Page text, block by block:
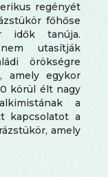
regényét
főhőse
idők tanúja.
utasítják
örökségre
amely egykor
körül élt nagy
a
kapcsolatot a
amely
a tükörben